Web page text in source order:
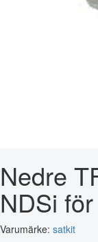
Nedre
NDSi
Varumärke: satkit